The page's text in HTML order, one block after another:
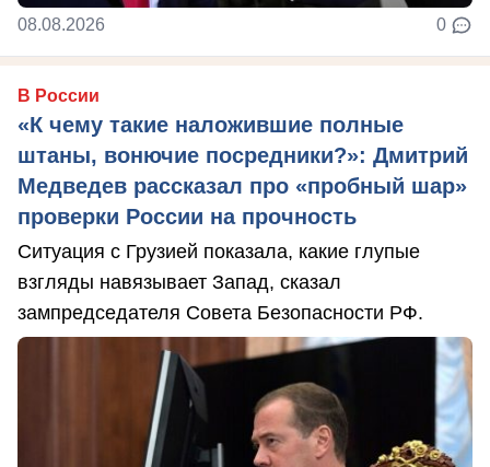
08.08.2026 0
В России
«К чему такие наложившие полные
штаны, вонючие посредники?»: Дмитрий
Медведев рассказал про «пробный шар»
проверки России на прочность
Ситуация с Грузией показала, какие глупые
взгляды навязывает Запад, сказал
зампредседателя Совета Безопасности РФ.